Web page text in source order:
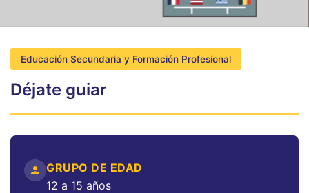
Educación Secundaria y Formación Profesional
Déjate guiar
GRUPO DE EDAD
12 a 15 años